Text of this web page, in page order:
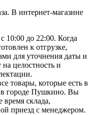
В интернет-магазине
10:00 до 22:00. Когда
к отгрузке,
для уточнения даты и
целостность и
товары, которые есть в
в городе Пушкино. Вы
время склада,
приезд с менеджером.